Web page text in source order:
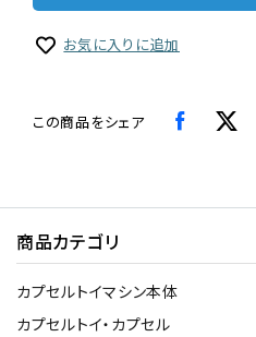
お気に入りに追加
この商品をシェア
商品カテゴリ
カプセルトイマシン本体
カプセルトイ・カプセル